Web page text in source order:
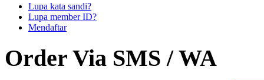
Lupa kata sandi?
Lupa member ID?
Mendaftar
Order Via SMS / WA